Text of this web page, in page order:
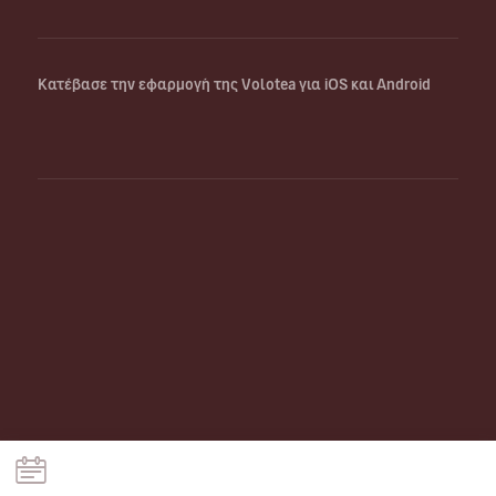
Κατέβασε την εφαρμογή της Volotea για iOS και Android